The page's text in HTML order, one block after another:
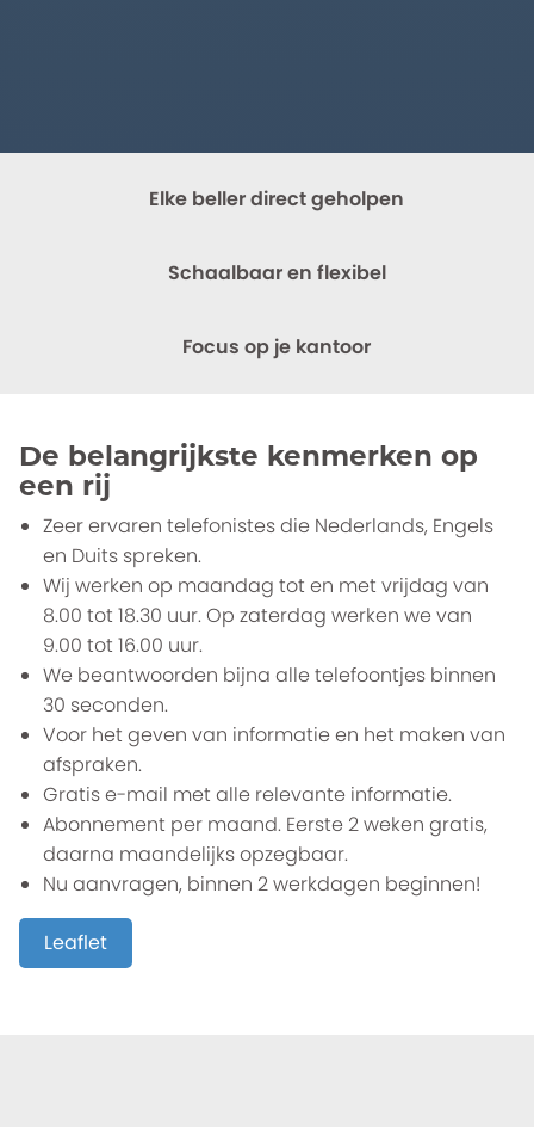
Elke beller direct geholpen
Schaalbaar en flexibel
Focus op je kantoor
De belangrijkste kenmerken op
een rij
Zeer ervaren telefonistes die Nederlands, Engels
en Duits spreken.
Wij werken op maandag tot en met vrijdag van
8.00 tot 18.30 uur. Op zaterdag werken we van
9.00 tot 16.00 uur.
We beantwoorden bijna alle telefoontjes binnen
30 seconden.
Voor het geven van informatie en het maken van
afspraken.
Gratis e-mail met alle relevante informatie.
Abonnement per maand. Eerste 2 weken gratis,
daarna maandelijks opzegbaar.
Nu aanvragen, binnen 2 werkdagen beginnen!
Leaflet